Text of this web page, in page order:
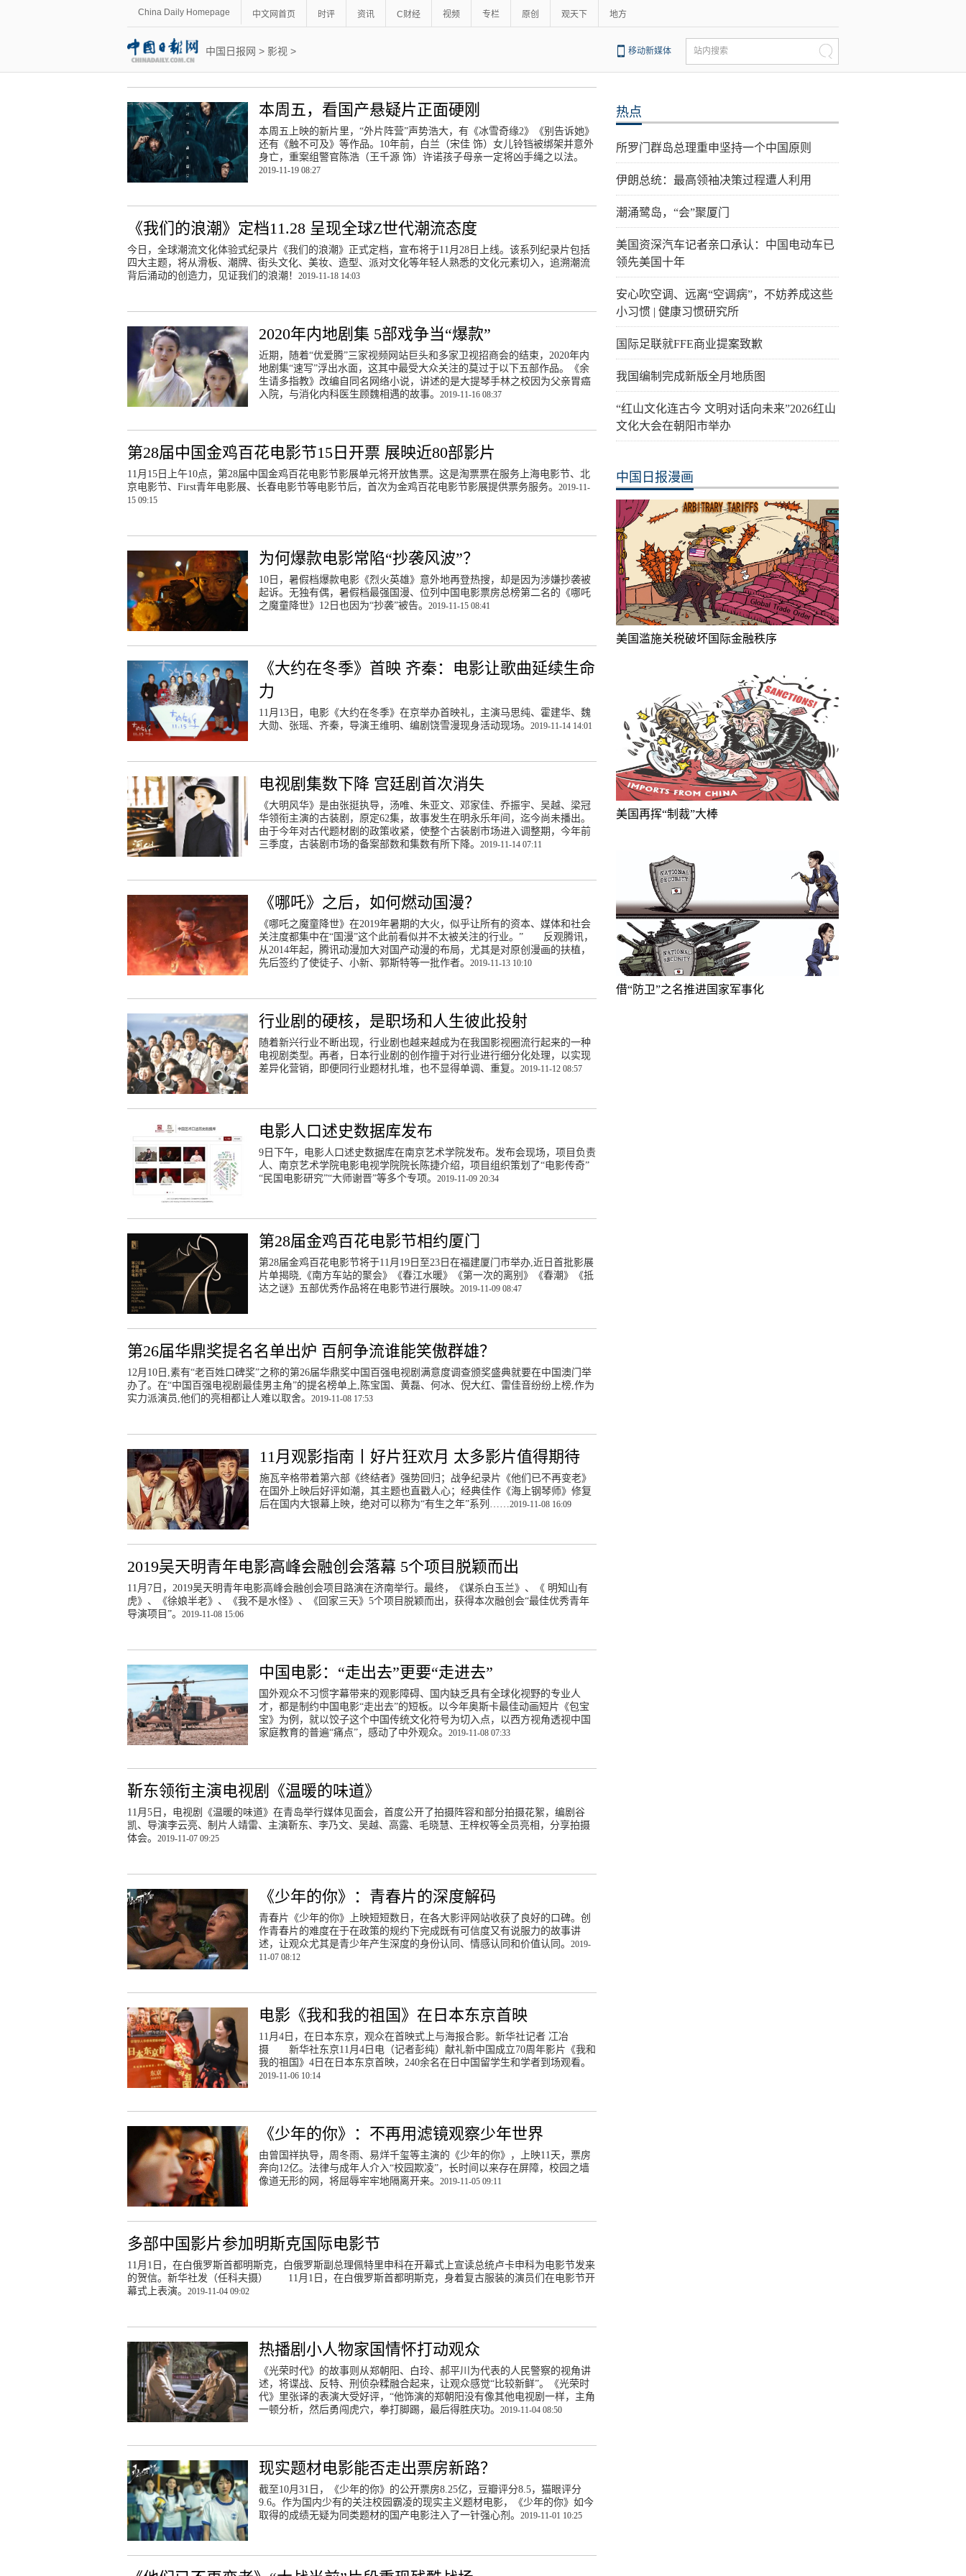
China Daily Homepage 中文网首页 时评 资讯 C财经 视频 专栏 原创 观天下 地方
中国日报网 > 影视 > 移动新媒体 站内搜索
本周五，看国产悬疑片正面硬刚
本周五上映的新片里，“外片阵营”声势浩大，有《冰雪奇缘2》《别告诉她》
还有《触不可及》等作品。10年前，白兰（宋佳 饰）女儿铃铛被绑架并意外
身亡，重案组警官陈浩（王千源 饰）许诺孩子母亲一定将凶手绳之以法。
2019-11-19 08:27
《我们的浪潮》定档11.28 呈现全球Z世代潮流态度
今日，全球潮流文化体验式纪录片《我们的浪潮》正式定档，宣布将于11月28日上线。该系列纪录片包括
四大主题，将从滑板、潮牌、街头文化、美妆、造型、派对文化等年轻人熟悉的文化元素切入，追溯潮流
背后涌动的创造力，见证我们的浪潮！ 2019-11-18 14:03
2020年内地剧集 5部戏争当“爆款”
近期，随着“优爱腾”三家视频网站巨头和多家卫视招商会的结束，2020年内
地剧集“速写”浮出水面，这其中最受大众关注的莫过于以下五部作品。《余
生请多指教》改编自同名网络小说，讲述的是大提琴手林之校因为父亲胃癌
入院，与消化内科医生顾魏相遇的故事。 2019-11-16 08:37
第28届中国金鸡百花电影节15日开票 展映近80部影片
11月15日上午10点，第28届中国金鸡百花电影节影展单元将开放售票。这是淘票票在服务上海电影节、北
京电影节、First青年电影展、长春电影节等电影节后，首次为金鸡百花电影节影展提供票务服务。 2019-11-
15 09:15
为何爆款电影常陷“抄袭风波”？
10日，暑假档爆款电影《烈火英雄》意外地再登热搜，却是因为涉嫌抄袭被
起诉。无独有偶，暑假档最强国漫、位列中国电影票房总榜第二名的《哪吒
之魔童降世》12日也因为“抄袭”被告。2019-11-15 08:41
《大约在冬季》首映 齐秦：电影让歌曲延续生命
力
11月13日，电影《大约在冬季》在京举办首映礼，主演马思纯、霍建华、魏
大勋、张瑶、齐秦，导演王维明、编剧饶雪漫现身活动现场。2019-11-14 14:01
电视剧集数下降 宫廷剧首次消失
《大明风华》是由张挺执导，汤唯、朱亚文、邓家佳、乔振宇、吴越、梁冠
华领衔主演的古装剧，原定62集，故事发生在明永乐年间，迄今尚未播出。
由于今年对古代题材剧的政策收紧，使整个古装剧市场进入调整期，今年前
三季度，古装剧市场的备案部数和集数有所下降。 2019-11-14 07:11
《哪吒》之后，如何燃动国漫？
《哪吒之魔童降世》在2019年暑期的大火，似乎让所有的资本、媒体和社会
关注度都集中在“国漫”这个此前看似并不太被关注的行业。” 反观腾讯，
从2014年起，腾讯动漫加大对国产动漫的布局，尤其是对原创漫画的扶植，
先后签约了使徒子、小新、郭斯特等一批作者。2019-11-13 10:10
行业剧的硬核，是职场和人生彼此投射
随着新兴行业不断出现，行业剧也越来越成为在我国影视圈流行起来的一种
电视剧类型。再者，日本行业剧的创作擅于对行业进行细分化处理，以实现
差异化营销，即便同行业题材扎堆，也不显得单调、重复。 2019-11-12 08:57
电影人口述史数据库发布
9日下午，电影人口述史数据库在南京艺术学院发布。发布会现场，项目负责
人、南京艺术学院电影电视学院院长陈捷介绍，项目组织策划了“电影传奇”
“民国电影研究”“大师谢晋”等多个专项。2019-11-09 20:34
第28届金鸡百花电影节相约厦门
第28届金鸡百花电影节将于11月19日至23日在福建厦门市举办,近日首批影展
片单揭晓,《南方车站的聚会》《春江水暖》《第一次的离别》《春潮》《抵
达之谜》五部优秀作品将在电影节进行展映。 2019-11-09 08:47
第26届华鼎奖提名名单出炉 百舸争流谁能笑傲群雄？
12月10日,素有“老百姓口碑奖”之称的第26届华鼎奖中国百强电视剧满意度调查颁奖盛典就要在中国澳门举
办了。在“中国百强电视剧最佳男主角”的提名榜单上,陈宝国、黄磊、何冰、倪大红、雷佳音纷纷上榜,作为
实力派演员,他们的亮相都让人难以取舍。 2019-11-08 17:53
11月观影指南丨好片狂欢月 太多影片值得期待
施瓦辛格带着第六部《终结者》强势回归；战争纪录片《他们已不再变老》
在国外上映后好评如潮，其主题也直戳人心；经典佳作《海上钢琴师》修复
后在国内大银幕上映，绝对可以称为“有生之年”系列……2019-11-08 16:09
2019吴天明青年电影高峰会融创会落幕 5个项目脱颖而出
11月7日，2019吴天明青年电影高峰会融创会项目路演在济南举行。最终，《谋杀白玉兰》、《 明知山有
虎》、《徐娘半老》、《我不是水怪》、《回家三天》5个项目脱颖而出，获得本次融创会“最佳优秀青年
导演项目”。 2019-11-08 15:06
中国电影：“走出去”更要“走进去”
国外观众不习惯字幕带来的观影障碍、国内缺乏具有全球化视野的专业人
才，都是制约中国电影“走出去”的短板。以今年奥斯卡最佳动画短片《包宝
宝》为例，就以饺子这个中国传统文化符号为切入点，以西方视角透视中国
家庭教育的普遍“痛点”，感动了中外观众。 2019-11-08 07:33
靳东领衔主演电视剧《温暖的味道》
11月5日，电视剧《温暖的味道》在青岛举行媒体见面会，首度公开了拍摄阵容和部分拍摄花絮，编剧谷
凯、导演李云亮、制片人靖雷、主演靳东、李乃文、吴越、高露、毛晓慧、王梓权等全员亮相，分享拍摄
体会。 2019-11-07 09:25
《少年的你》：青春片的深度解码
青春片《少年的你》上映短短数日，在各大影评网站收获了良好的口碑。创
作青春片的难度在于在政策的规约下完成既有可信度又有说服力的故事讲
述，让观众尤其是青少年产生深度的身份认同、情感认同和价值认同。2019-
11-07 08:12
电影《我和我的祖国》在日本东京首映
11月4日，在日本东京，观众在首映式上与海报合影。新华社记者 冮冶
摄 新华社东京11月4日电（记者彭纯）献礼新中国成立70周年影片《我和
我的祖国》4日在日本东京首映，240余名在日中国留学生和学者到场观看。
2019-11-06 10:14
《少年的你》：不再用滤镜观察少年世界
由曾国祥执导，周冬雨、易烊千玺等主演的《少年的你》，上映11天，票房
奔向12亿。法律与成年人介入“校园欺凌”，长时间以来存在屏障，校园之墙
像道无形的网，将屈辱牢牢地隔离开来。2019-11-05 09:11
多部中国影片参加明斯克国际电影节
11月1日，在白俄罗斯首都明斯克，白俄罗斯副总理佩特里申科在开幕式上宣读总统卢卡申科为电影节发来
的贺信。新华社发（任科夫摄） 11月1日，在白俄罗斯首都明斯克，身着复古服装的演员们在电影节开
幕式上表演。 2019-11-04 09:02
热播剧小人物家国情怀打动观众
《光荣时代》的故事则从郑朝阳、白玲、郝平川为代表的人民警察的视角讲
述，将谍战、反特、刑侦杂糅融合起来，让观众感觉“比较新鲜”。《光荣时
代》里张译的表演大受好评，“他饰演的郑朝阳没有像其他电视剧一样，主角
一顿分析，然后勇闯虎穴，拳打脚踢，最后得胜庆功。2019-11-04 08:50
现实题材电影能否走出票房新路？
截至10月31日，《少年的你》的公开票房8.25亿，豆瓣评分8.5，猫眼评分
9.6。作为国内少有的关注校园霸凌的现实主义题材电影，《少年的你》如今
取得的成绩无疑为同类题材的国产电影注入了一针强心剂。2019-11-01 10:25
热点
所罗门群岛总理重申坚持一个中国原则
伊朗总统：最高领袖决策过程遭人利用
潮涌鹭岛，“会”聚厦门
美国资深汽车记者亲口承认：中国电动车已
领先美国十年
安心吹空调、远离“空调病”，不妨养成这些
小习惯 | 健康习惯研究所
国际足联就FFE商业提案致歉
我国编制完成新版全月地质图
“红山文化连古今 文明对话向未来”2026红山
文化大会在朝阳市举办
中国日报漫画
美国滥施关税破坏国际金融秩序
美国再挥“制裁”大棒
借“防卫”之名推进国家军事化